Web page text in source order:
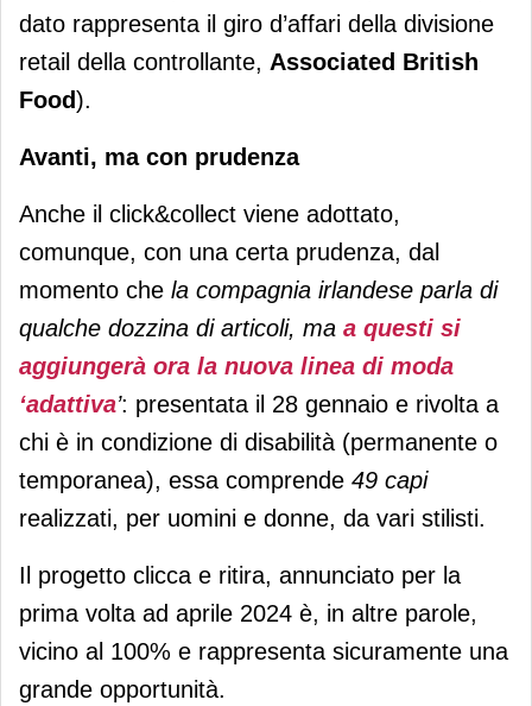
dato rappresenta il giro d’affari della divisione
retail della controllante, Associated British
Food).
Avanti, ma con prudenza
Anche il click&collect viene adottato,
comunque, con una certa prudenza, dal
momento che la compagnia irlandese parla di
qualche dozzina di articoli, ma a questi si
aggiungerà ora la nuova linea di moda
‘adattiva’: presentata il 28 gennaio e rivolta a
chi è in condizione di disabilità (permanente o
temporanea), essa comprende 49 capi
realizzati, per uomini e donne, da vari stilisti.
Il progetto clicca e ritira, annunciato per la
prima volta ad aprile 2024 è, in altre parole,
vicino al 100% e rappresenta sicuramente una
grande opportunità.